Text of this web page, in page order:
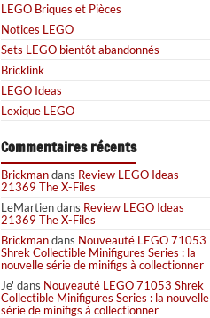
LEGO Briques et Pièces
Notices LEGO
Sets LEGO bientôt abandonnés
Bricklink
LEGO Ideas
Lexique LEGO
Commentaires récents
Brickmandans Review LEGO Ideas
21369 The X-Files
LeMartiendans Review LEGO Ideas
21369 The X-Files
Brickmandans Nouveauté LEGO 71053
Shrek Collectible Minifigures Series : la
nouvelle série de minifigs à collectionner
Je' dans Nouveauté LEGO 71053 Shrek
Collectible Minifigures Series : la nouvelle
série de minifigs à collectionner